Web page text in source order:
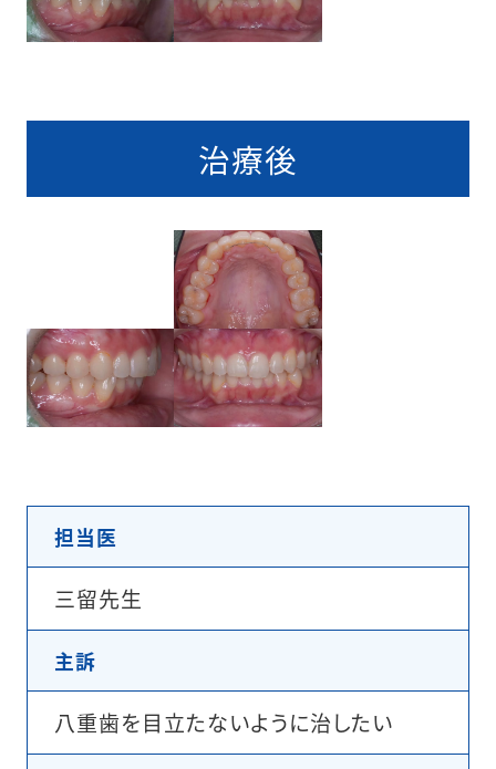
治療後
担当医
三留先生
主訴
八重歯を目立たないように治したい